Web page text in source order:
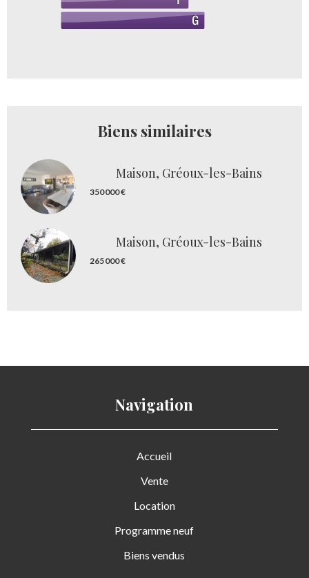
Biens similaires
Maison, Gréoux-les-Bains
350 000 €
Maison, Gréoux-les-Bains
265 000 €
Navigation
Accueil
Vente
Location
Programme neuf
Biens vendus